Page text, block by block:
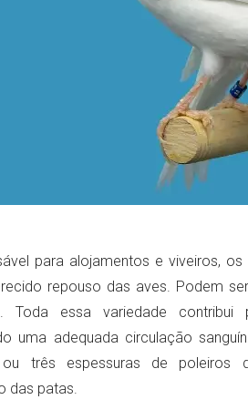
para alojamentos e viveiros,
repouso das aves. Podem
Toda essa variedade
uma adequada circulação
ou três espessuras de poleiros
das patas.